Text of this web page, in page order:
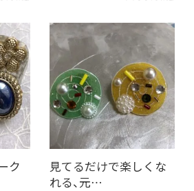
ク
見てるだけで楽しくな
れる、元…